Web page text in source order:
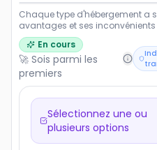
Chaque type d'hébergement a
avantages et ses inconvénients
termes de coût, de confort,
d'expérience. Le choix idéal
souvent du budget, du nombre
voyageurs et du style de
recherché. Partagez votre
des vacances réussies !
En cours
🚀 Sois parmi les
premiers
Sélectionnez une ou
plusieurs options